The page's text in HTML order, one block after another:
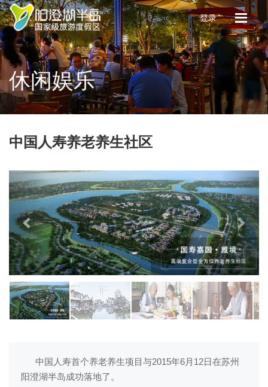
登录
休闲娱乐
中国人寿养老养生社区
中国人寿首个养老养生项目与2015年6月12日在苏州
阳澄湖半岛成功落地了。